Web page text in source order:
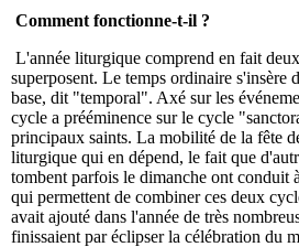
Comment fonctionne-t-il ?
L'année liturgique comprend en fait
superposent. Le temps ordinaire s'insère
base, dit "temporal". Axé sur les
cycle a prééminence sur le cycle
principaux saints. La mobilité de la fête
liturgique qui en dépend, le fait que
tombent parfois le dimanche ont conduit
qui permettent de combiner ces deux
avait ajouté dans l'année de très
finissaient par éclipser la célébration du